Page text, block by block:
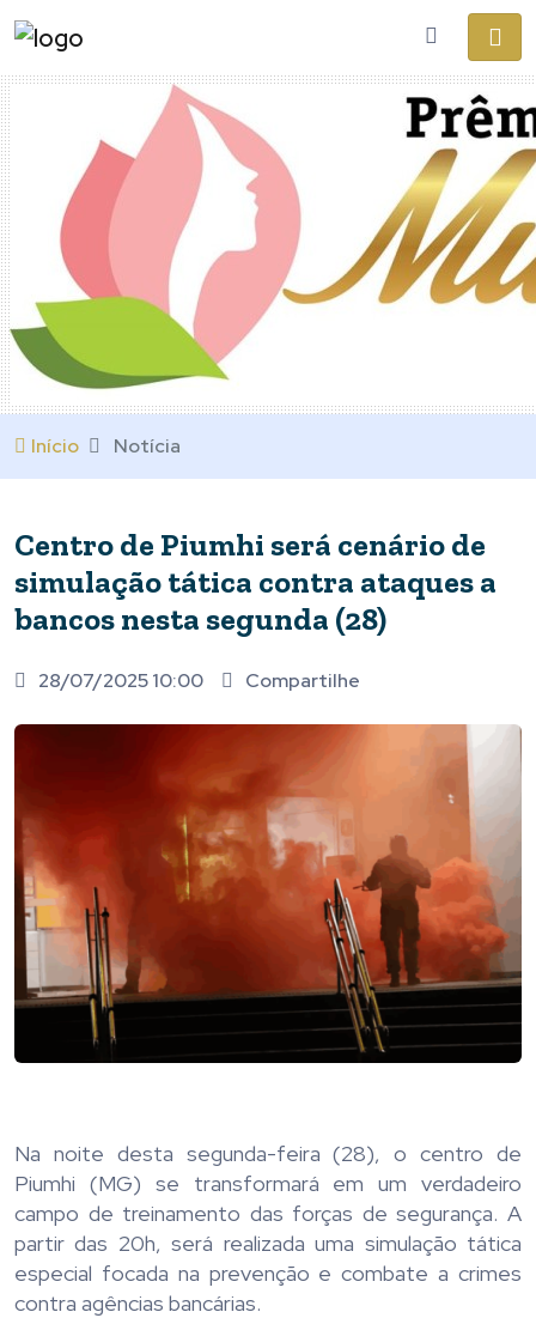
Início Notícia
Centro de Piumhi será cenário de
simulação tática contra ataques a
bancos nesta segunda (28)
28/07/2025 10:00 Compartilhe
Na noite desta segunda-feira (28), o centro de
Piumhi (MG) se transformará em um verdadeiro
campo de treinamento das forças de segurança. A
partir das 20h, será realizada uma simulação tática
especial focada na prevenção e combate a crimes
contra agências bancárias.